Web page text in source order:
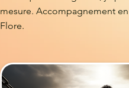
mesure. Accompagnement
Flore.